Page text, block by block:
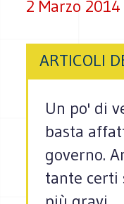
2 Marzo 2014
ARTICOLI
Un po' di
basta
governo.
tante certi